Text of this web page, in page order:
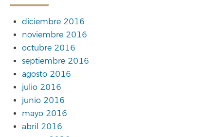
diciembre 2016
noviembre 2016
octubre 2016
septiembre 2016
agosto 2016
julio 2016
junio 2016
mayo 2016
abril 2016